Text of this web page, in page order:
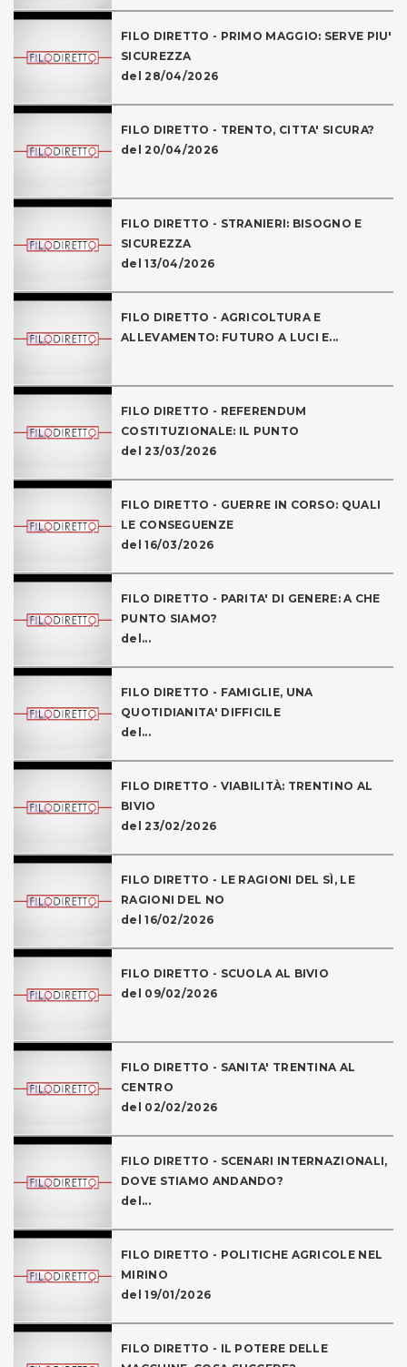
FILO DIRETTO - PRIMO MAGGIO: SERVE PIU'
SICUREZZA
del 28/04/2026
FILO DIRETTO - TRENTO, CITTA' SICURA?
del 20/04/2026
FILO DIRETTO - STRANIERI: BISOGNO E
SICUREZZA
del 13/04/2026
FILO DIRETTO - AGRICOLTURA E
ALLEVAMENTO: FUTURO A LUCI E...
FILO DIRETTO - REFERENDUM
COSTITUZIONALE: IL PUNTO
del 23/03/2026
FILO DIRETTO - GUERRE IN CORSO: QUALI
LE CONSEGUENZE
del 16/03/2026
FILO DIRETTO - PARITA' DI GENERE: A CHE
PUNTO SIAMO?
del...
FILO DIRETTO - FAMIGLIE, UNA
QUOTIDIANITA' DIFFICILE
del...
FILO DIRETTO - VIABILITÀ: TRENTINO AL
BIVIO
del 23/02/2026
FILO DIRETTO - LE RAGIONI DEL SÌ, LE
RAGIONI DEL NO
del 16/02/2026
FILO DIRETTO - SCUOLA AL BIVIO
del 09/02/2026
FILO DIRETTO - SANITA' TRENTINA AL
CENTRO
del 02/02/2026
FILO DIRETTO - SCENARI INTERNAZIONALI,
DOVE STIAMO ANDANDO?
del...
FILO DIRETTO - POLITICHE AGRICOLE NEL
MIRINO
del 19/01/2026
FILO DIRETTO - IL POTERE DELLE